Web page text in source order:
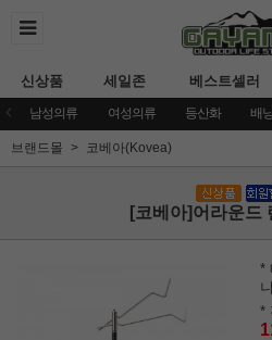
신상품 세일존 베스트셀러
남성의류 여성의류 등산화 배
브랜드몰 코베아(Kovea)
[코베아]어라운드
*
*